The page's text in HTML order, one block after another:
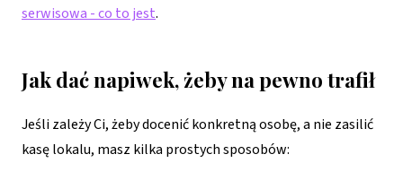
serwisowa - co to jest.
Jak dać napiwek, żeby na pewno trafił
Jeśli zależy Ci, żeby docenić konkretną osobę, a nie zasilić
kasę lokalu, masz kilka prostych sposobów: